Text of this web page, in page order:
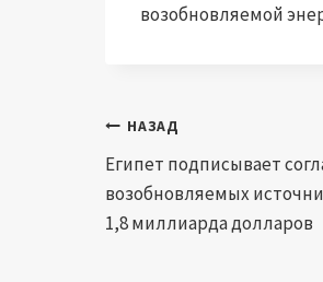
возобновляемой
Навигация
по
записям
НАЗАД
Египет подписывает
возобновляемых
1,8 миллиарда долларов